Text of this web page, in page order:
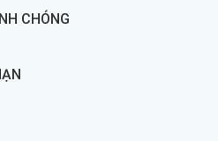
CHÓNG